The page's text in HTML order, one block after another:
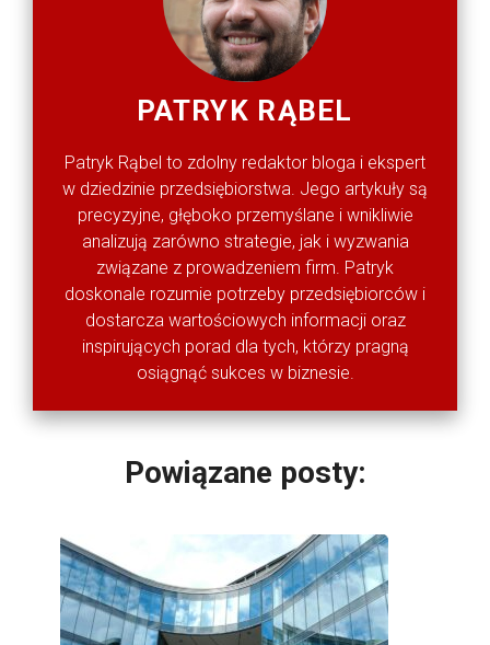
PATRYK RĄBEL
Patryk Rąbel to zdolny redaktor bloga i ekspert
w dziedzinie przedsiębiorstwa. Jego artykuły są
precyzyjne, głęboko przemyślane i wnikliwie
analizują zarówno strategie, jak i wyzwania
związane z prowadzeniem firm. Patryk
doskonale rozumie potrzeby przedsiębiorców i
dostarcza wartościowych informacji oraz
inspirujących porad dla tych, którzy pragną
osiągnąć sukces w biznesie.
Powiązane posty: